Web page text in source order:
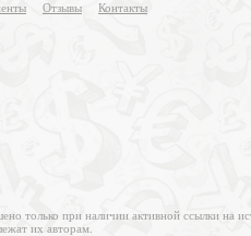
Отзывы Контакты
только при наличии активной ссылки на
их авторам.